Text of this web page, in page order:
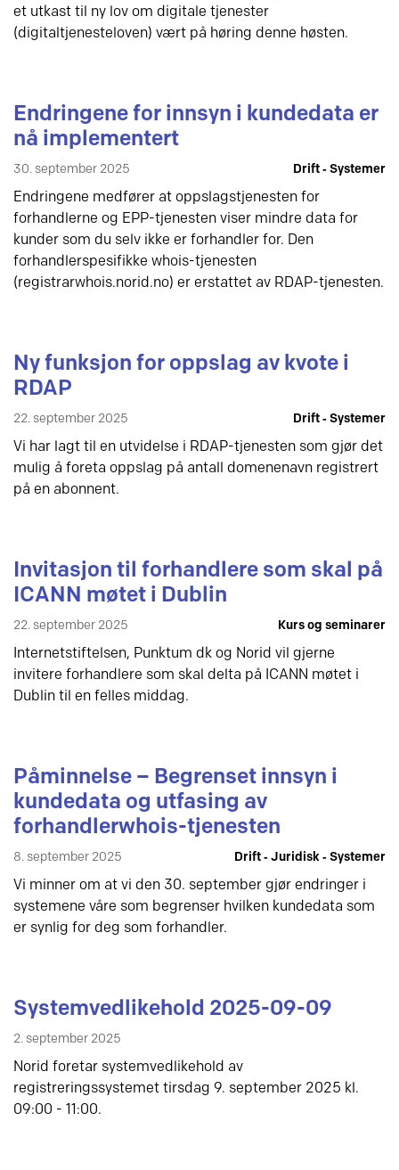
et utkast til ny lov om digitale tjenester
(digitaltjenesteloven) vært på høring denne høsten.
Endringene for innsyn i kundedata er
nå implementert
30. september 2025 Drift ‐ Systemer
Endringene medfører at oppslagstjenesten for
forhandlerne og EPP-tjenesten viser mindre data for
kunder som du selv ikke er forhandler for. Den
forhandlerspesifikke whois-tjenesten
(registrarwhois.norid.no) er erstattet av RDAP-tjenesten.
Ny funksjon for oppslag av kvote i
RDAP
22. september 2025 Drift ‐ Systemer
Vi har lagt til en utvidelse i RDAP-tjenesten som gjør det
mulig å foreta oppslag på antall domenenavn registrert
på en abonnent.
Invitasjon til forhandlere som skal på
ICANN møtet i Dublin
22. september 2025 Kurs og seminarer
Internetstiftelsen, Punktum dk og Norid vil gjerne
invitere forhandlere som skal delta på ICANN møtet i
Dublin til en felles middag.
Påminnelse – Begrenset innsyn i
kundedata og utfasing av
forhandlerwhois-tjenesten
8. september 2025 Drift ‐ Juridisk ‐ Systemer
Vi minner om at vi den 30. september gjør endringer i
systemene våre som begrenser hvilken kundedata som
er synlig for deg som forhandler.
Systemvedlikehold 2025-09-09
2. september 2025
Norid foretar systemvedlikehold av
registreringssystemet tirsdag 9. september 2025 kl.
09:00 - 11:00.